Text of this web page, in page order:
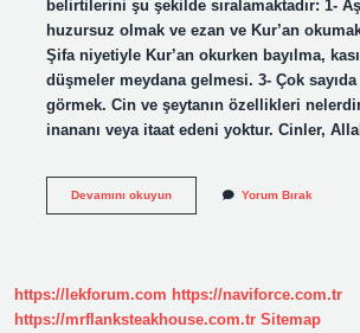
belirtilerini şu şekilde sıralamaktadır: 1-
huzursuz olmak ve ezan ve Kur’an
Şifa niyetiyle Kur’an okurken bayılma,
düşmeler meydana gelmesi. 3- Çok
görmek. Cin ve şeytanın özellikleri
inananı veya itaat edeni yoktur. Cinler,
Devamını okuyunCin
Yorum Bırak
https://lekforum.com https://naviforce.com.tr
https://mrflanksteakhouse.com.tr Sitemap